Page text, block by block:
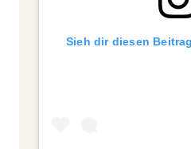
Sieh dir diesen